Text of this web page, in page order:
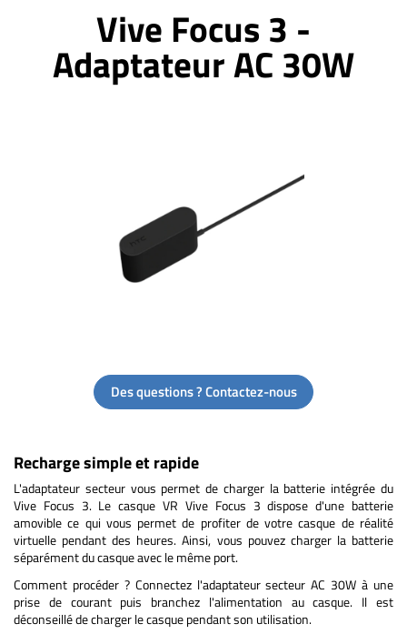
Vive Focus 3 -
Adaptateur AC 30W
Des questions ? Contactez-nous
Recharge simple et rapide
L'adaptateur secteur vous permet de charger la batterie intégrée du
Vive Focus 3. Le casque VR Vive Focus 3 dispose d'une batterie
amovible ce qui vous permet de profiter de votre casque de réalité
virtuelle pendant des heures. Ainsi, vous pouvez charger la batterie
séparément du casque avec le même port.
Comment procéder ? Connectez l'adaptateur secteur AC 30W à une
prise de courant puis branchez l'alimentation au casque. Il est
déconseillé de charger le casque pendant son utilisation.